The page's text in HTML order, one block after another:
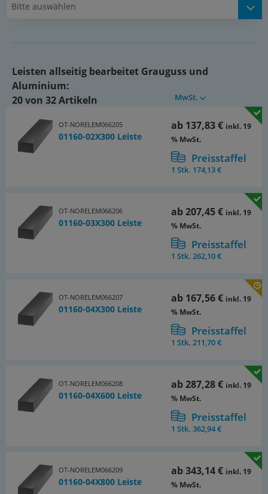
Bearbeitete Flächen:
=200 mm: +1/+5
von 201 mm bis 400 mm: +4/+15
> 400 mm: +13/+40
Bitte auswählen
Leisten allseitig bearbeitet Grauguss und
Aluminium:
20 von 32 Artikeln
MwSt.
OT-NORELEM066205
01160-02X300 Leiste
ab 137,83 € inkl. 19
% MwSt.
Preisstaffel
1 Stk. 174,13 €
OT-NORELEM066206
01160-03X300 Leiste
ab207,45 € inkl. 19
% MwSt.
Preisstaffel
1 Stk.262,10 €
OT-NORELEM066207
01160-04X300 Leiste
ab 167,56 € inkl. 19
% MwSt.
Preisstaffel
1 Stk.211,70 €
OT-NORELEM066208
01160-04X600 Leiste
ab287,28 € inkl. 19
% MwSt.
Preisstaffel
1 Stk.362,94 €
OT-NORELEM066209
01160-04X800 Leiste
ab343,14 € inkl. 19
% MwSt.